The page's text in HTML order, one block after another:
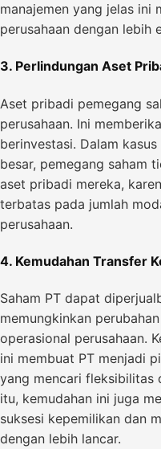
manajemen yang jelas ini
perusahaan dengan lebih
3. Perlindungan Aset
Aset pribadi pemegang
perusahaan. Ini
berinvestasi. Dalam
besar, pemegang saham
aset pribadi mereka,
terbatas pada jumlah
perusahaan.
4. Kemudahan Transfer
Saham PT dapat
memungkinkan
operasional perusahaan.
ini membuat PT menjadi
yang mencari fleksibilitas
itu, kemudahan ini juga
suksesi kepemilikan dan
dengan lebih lancar.